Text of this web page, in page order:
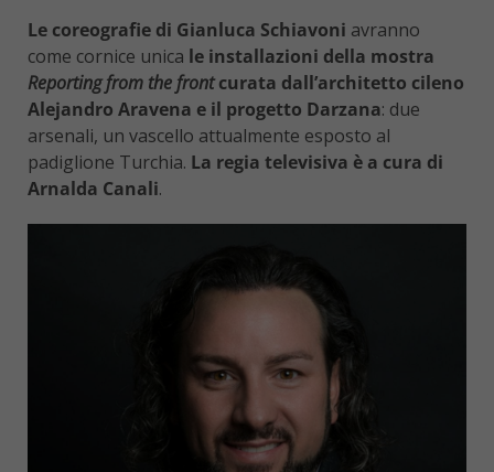
Le coreografie di Gianluca Schiavoni avranno
come cornice unica le installazioni della mostra
Reporting from the frontcurata dall’architetto cileno
Alejandro Aravena e il progetto Darzana: due
arsenali, un vascello attualmente esposto al
padiglione Turchia. La regia televisiva è a cura di
Arnalda Canali.